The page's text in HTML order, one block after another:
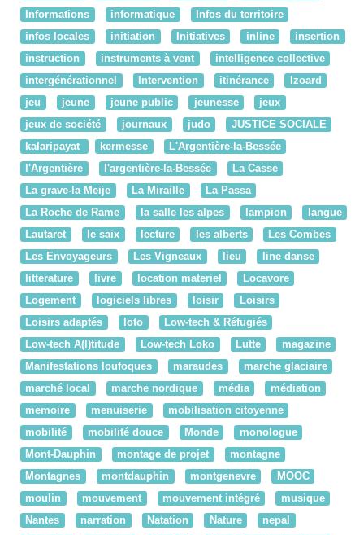
Informations
informatique
Infos du territoire
infos locales
initiation Initiatives inline
insertion
instruction
instruments à vent
intelligence collective
intergénérationnel
Intervention itinérance
Izoard
jeu
jeune jeune public jeunesse
jeux
jeux de société
journaux judo
JUSTICE SOCIALE
kalaripayat
kermesse
L'Argentière-la-Bessée
l'Argentière
l'argentière-la-Bessée
La Casse
La grave-la Meije
La Miraille
La Passa
La Roche de Rame
la salle les alpes lampion
langue
Lautaret
le saix lecture les alberts
Les Combes
Les Envoyageurs
Les Vigneaux lieu
line danse
litterature
livre location materiel
Locavore
Logement
logiciels libres loisir
Loisirs
Loisirs adaptés
loto
Low-tech & Réfugiés
Low-tech A(l)titude
Low-tech Loko Lutte
magazine
Manifestations loufoques
maraudes
marche glaciaire
marché local
marche nordique média
médiation
memoire
menuiserie
mobilisation citoyenne
mobilité
mobilité douce Monde
monologue
Mont-Dauphin
montage de projet
montagne
Montagnes
montdauphin montgenevre
MOOC
moulin
mouvement mouvement intégré
musique
Nantes
narration Natation Nature
nepal